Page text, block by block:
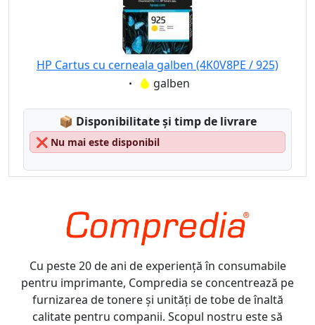
HP Cartus cu cerneala galben (4K0V8PE / 925)
Eigenschaft:
galben
📦 Lagerstatus:
Disponibilitate și timp de livrare
❌ Nu mai este disponibil
Cu peste 20 de ani de experiență în consumabile
pentru imprimante, Compredia se concentrează pe
furnizarea de tonere și unități de tobe de înaltă
calitate pentru companii. Scopul nostru este să